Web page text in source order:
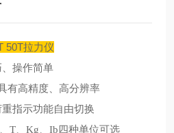
50T拉力仪
操作简单
有高精度、高分辨率
指示功能自由切换
T Kg Ib 四种单位可选